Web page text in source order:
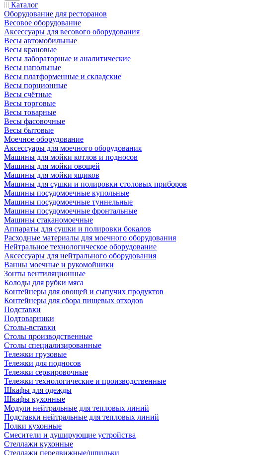
Каталог
Оборудование для ресторанов
Весовое оборудование
Аксессуары для весового оборудования
Весы автомобильные
Весы крановые
Весы лабораторные и аналитические
Весы напольные
Весы платформенные и складские
Весы порционные
Весы счётные
Весы торговые
Весы товарные
Весы фасовочные
Весы бытовые
Моечное оборудование
Аксессуары для моечного оборудования
Машины для мойки котлов и подносов
Машины для мойки овощей
Машины для мойки ящиков
Машины для сушки и полировки столовых приборов
Машины посудомоечные купольные
Машины посудомоечные туннельные
Машины посудомоечные фронтальные
Машины стаканомоечные
Аппараты для сушки и полировки бокалов
Расходные материалы для моечного оборудования
Нейтральное технологическое оборудование
Аксессуары для нейтрального оборудования
Ванны моечные и рукомойники
Зонты вентиляционные
Колоды для рубки мяса
Контейнеры для овощей и сыпучих продуктов
Контейнеры для сбора пищевых отходов
Подставки
Подтоварники
Столы-вставки
Столы производственные
Столы специализированные
Тележки грузовые
Тележки для подносов
Тележки сервировочные
Тележки технологические и производственные
Шкафы для одежды
Шкафы кухонные
Модули нейтральные для тепловых линий
Подставки нейтральные для тепловых линий
Полки кухонные
Смесители и душирующие устройства
Стеллажи кухонные
Стеллажи передвижные/шпильки